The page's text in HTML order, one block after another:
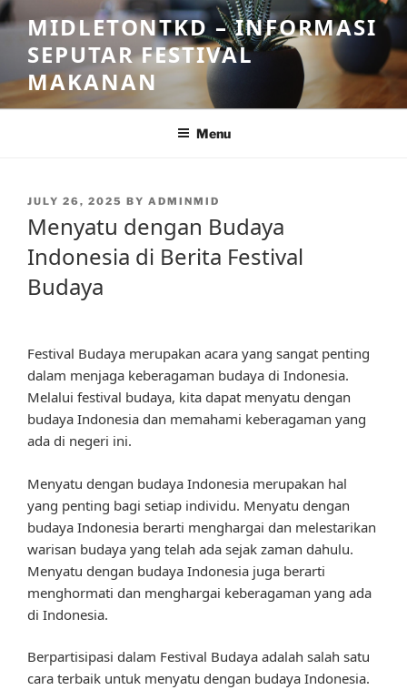
Skip
to
content
MIDLETONTKD – INFORMASI
SEPUTAR FESTIVAL
MAKANAN
Menu
POSTED
JULY 26, 2025 BY ADMINMID
Menyatu dengan Budaya
Indonesia di Berita Festival
Budaya
Festival Budaya merupakan acara yang sangat penting
dalam menjaga keberagaman budaya di Indonesia.
Melalui festival budaya, kita dapat menyatu dengan
budaya Indonesia dan memahami keberagaman yang
ada di negeri ini.
Menyatu dengan budaya Indonesia merupakan hal
yang penting bagi setiap individu. Menyatu dengan
budaya Indonesia berarti menghargai dan melestarikan
warisan budaya yang telah ada sejak zaman dahulu.
Menyatu dengan budaya Indonesia juga berarti
menghormati dan menghargai keberagaman yang ada
di Indonesia.
Berpartisipasi dalam Festival Budaya adalah salah satu
cara terbaik untuk menyatu dengan budaya Indonesia.